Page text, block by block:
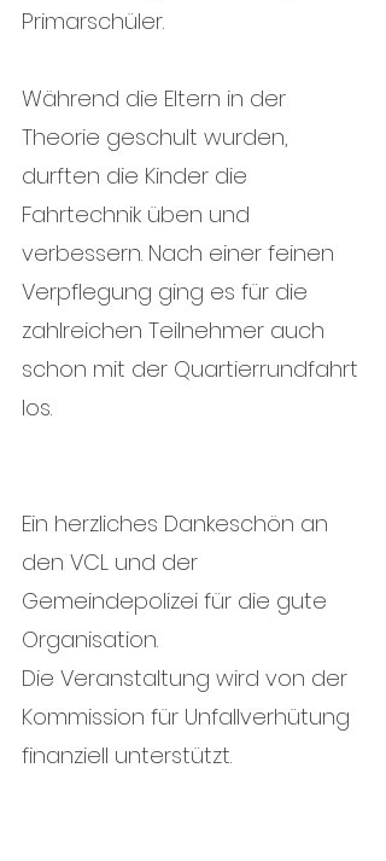
Primarschüler.
Während die Eltern in der
Theorie geschult wurden,
durften die Kinder die
Fahrtechnik üben und
verbessern. Nach einer feinen
Verpflegung ging es für die
zahlreichen Teilnehmer auch
schon mit der Quartierrundfahrt
los.
Ein herzliches Dankeschön an
den VCL und der
Gemeindepolizei für die gute
Organisation.
Die Veranstaltung wird von der
Kommission für Unfallverhütung
finanziell unterstützt.